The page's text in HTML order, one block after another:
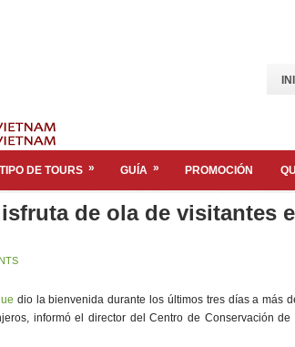
TIPO DE TOURS » GUÍA » PROMOCIÓN
de ola de visitantes
dio la bienvenida durante los últimos tres días a más
informó el director del Centro de Conservación de